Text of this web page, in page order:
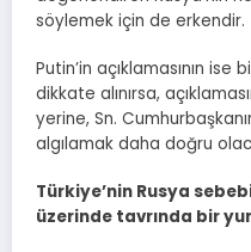
söylemek için de erkendir.
Putin’in açıklamasının ise
dikkate alınırsa,
yerine, Sn.
algılamak daha doğru
Türkiye’nin Rusya
üzerinde tavrında bir